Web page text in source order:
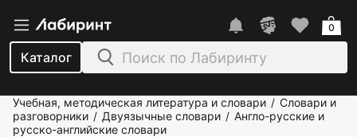
Каталог
0
Учебная, методическая литература и словари / Словари и
разговорники / Двуязычные словари / Англо-русские и
русско-английские словари